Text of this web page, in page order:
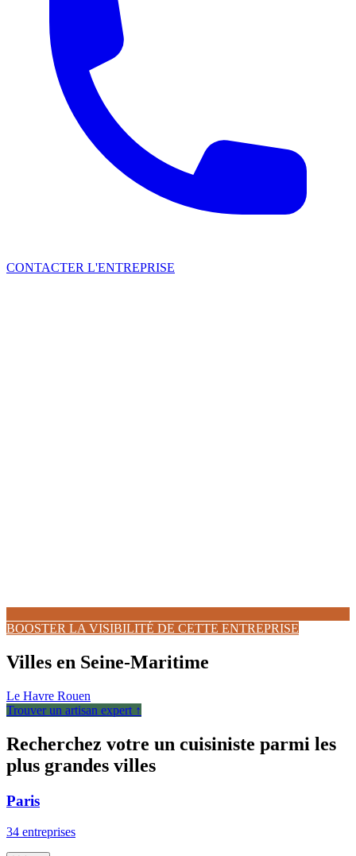
CONTACTER L'ENTREPRISE
BOOSTER LA VISIBILITÉ DE CETTE ENTREPRISE
Villes en Seine-Maritime
Le Havre Rouen
Trouver un artisan expert ↑
Recherchez votre un cuisiniste parmi les
plus grandes villes
Paris
34 entreprises